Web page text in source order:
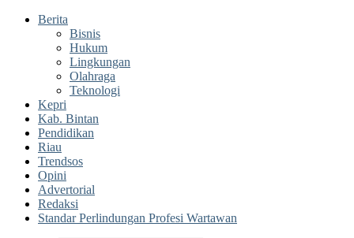
Berita
Bisnis
Hukum
Lingkungan
Olahraga
Teknologi
Kepri
Kab. Bintan
Pendidikan
Riau
Trendsos
Opini
Advertorial
Redaksi
Standar Perlindungan Profesi Wartawan